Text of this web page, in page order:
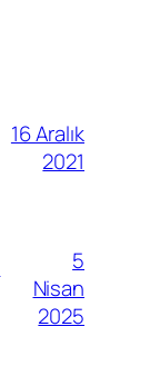
16 Aralık
2021
5
Nisan
2025